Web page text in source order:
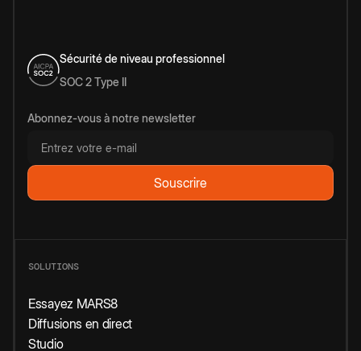
Sécurité de niveau professionnel
SOC 2 Type II
Abonnez-vous à notre newsletter
SOLUTIONS
Essayez MARS8
Diffusions en direct
Studio